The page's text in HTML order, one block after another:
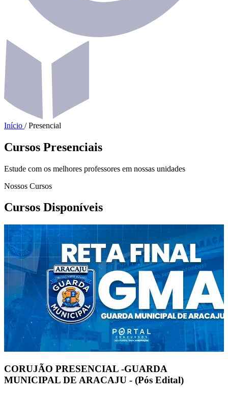
Início / Presencial
Cursos Presenciais
Estude com os melhores professores em nossas unidades
Nossos Cursos
Cursos Disponíveis
CORUJÃO PRESENCIAL -GUARDA
MUNICIPAL DE ARACAJU - (Pós Edital)